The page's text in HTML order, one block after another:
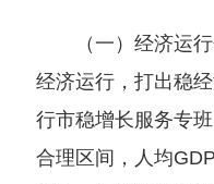
（一）经济运行
经济运行，打出稳
行市稳增长服务专
合理区间，人均